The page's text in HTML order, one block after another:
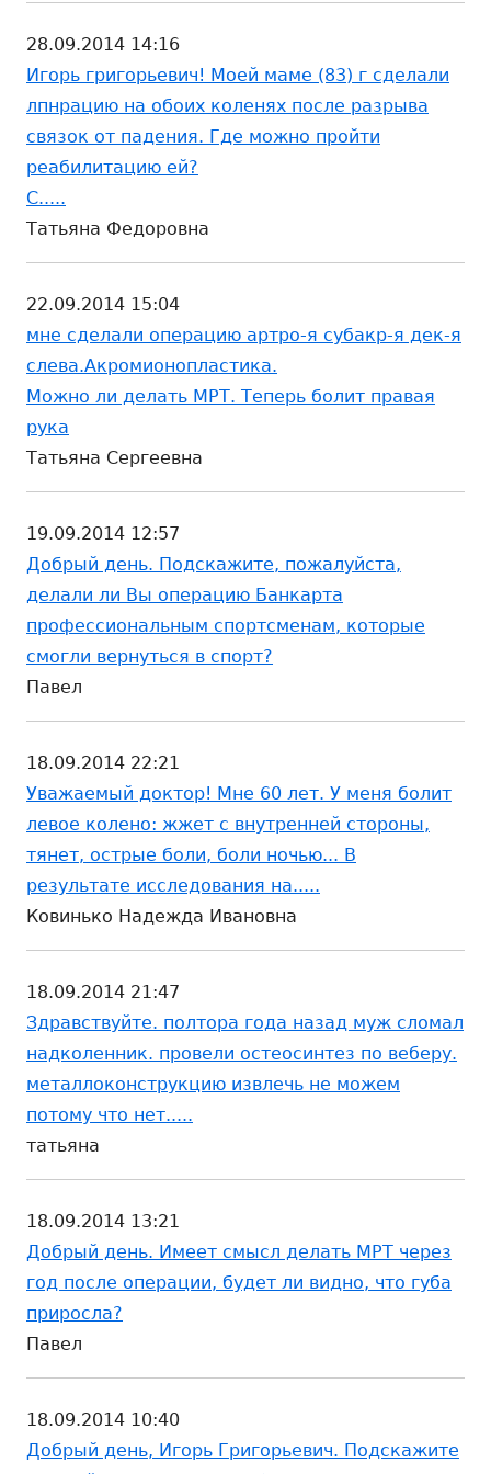
28.09.2014 14:16
Игорь григорьевич! Моей маме (83) г сделали
лпнрацию на обоих коленях после разрыва
связок от падения. Где можно пройти
реабилитацию ей?
С.....
Татьяна Федоровна
22.09.2014 15:04
мне сделали операцию артро-я субакр-я дек-я
слева.Акромионопластика.
Можно ли делать МРТ. Теперь болит правая
рука
Татьяна Сергеевна
19.09.2014 12:57
Добрый день. Подскажите, пожалуйста,
делали ли Вы операцию Банкарта
профессиональным спортсменам, которые
смогли вернуться в спорт?
Павел
18.09.2014 22:21
Уважаемый доктор! Мне 60 лет. У меня болит
левое колено: жжет с внутренней стороны,
тянет, острые боли, боли ночью... В
результате исследования на.....
Ковинько Надежда Ивановна
18.09.2014 21:47
Здравствуйте. полтора года назад муж сломал
надколенник. провели остеосинтез по веберу.
металлоконструкцию извлечь не можем
потому что нет.....
татьяна
18.09.2014 13:21
Добрый день. Имеет смысл делать МРТ через
год после операции, будет ли видно, что губа
приросла?
Павел
18.09.2014 10:40
Добрый день, Игорь Григорьевич. Подскажите